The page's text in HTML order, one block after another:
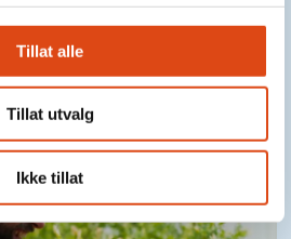
Tillat alle
Tillat utvalg
Ikke tillat